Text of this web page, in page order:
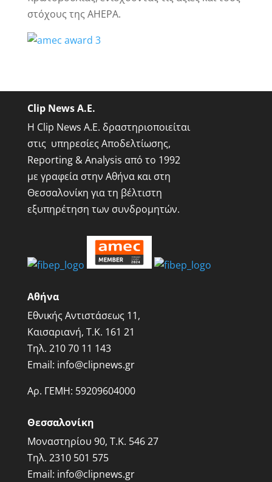
στόχους της AHEPA.
Clip News A.E.
Η Clip News A.E. δραστηριοποιείται
στις υπηρεσίες Αποδελτίωσης,
Reporting & Analysis από το 1992
με γραφεία στην Αθήνα και στη
Θεσσαλονίκη για τη βέλτιστη
εξυπηρέτηση των συνδρομητών.
Αθήνα
Εθνικής Αντιστάσεως 11,
Καισαριανή, Τ.Κ. 161 21
Τηλ. 210 70 11 143
Email: info@clipnews.gr
Αρ. ΓΕΜΗ: 59209604000
Θεσσαλονίκη
Μοναστηρίου 90, Τ.Κ. 546 27
Τηλ. 2310 501 575
Email: info@clipnews.gr